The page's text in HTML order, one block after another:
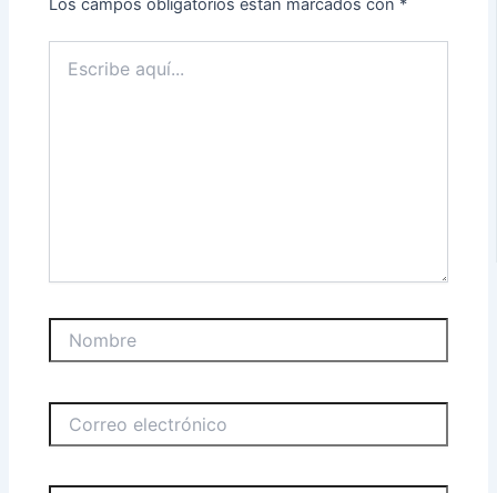
aquí...
electrónico